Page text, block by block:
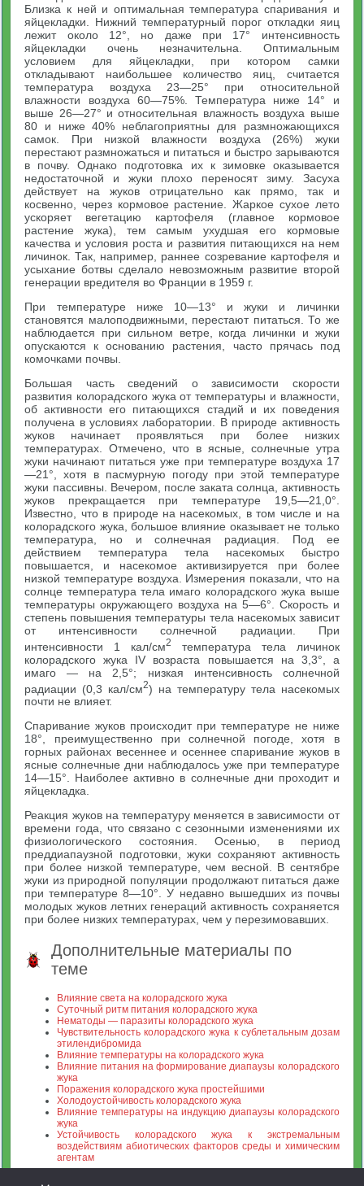
Близка к ней и оптимальная температура спаривания и
яйцекладки. Нижний температурный порог откладки яиц
лежит около 12°, но даже при 17° интенсивность
яйцекладки очень незначительна. Оптимальным
условием для яйцекладки, при котором самки
откладывают наибольшее количество яиц, считается
температура воздуха 23—25° при относительной
влажности воздуха 60—75%. Температура ниже 14° и
выше 26—27° и относительная влажность воздуха выше
80 и ниже 40% неблагоприятны для размножающихся
самок. При низкой влажности воздуха (26%) жуки
перестают размножаться и питаться и быстро зарываются
в почву. Однако подготовка их к зимовке оказывается
недостаточной и жуки плохо переносят зиму. Засуха
действует на жуков отрицательно как прямо, так и
косвенно, через кормовое растение. Жаркое сухое лето
ускоряет вегетацию картофеля (главное кормовое
растение жука), тем самым ухудшая его кормовые
качества и условия роста и развития питающихся на нем
личинок. Так, например, раннее созревание картофеля и
усыхание ботвы сделало невозможным развитие второй
генерации вредителя во Франции в 1959 г.
При температуре ниже 10—13° и жуки и личинки
становятся малоподвижными, перестают питаться. То же
наблюдается при сильном ветре, когда личинки и жуки
опускаются к основанию растения, часто прячась под
комочками почвы.
Большая часть сведений о зависимости скорости
развития колорадского жука от температуры и влажности,
об активности его питающихся стадий и их поведения
получена в условиях лаборатории. В природе активность
жуков начинает проявляться при более низких
температурах. Отмечено, что в ясные, солнечные утра
жуки начинают питаться уже при температуре воздуха 17
—21°, хотя в пасмурную погоду при этой температуре
жуки пассивны. Вечером, после заката солнца, активность
жуков прекращается при температуре 19,5—21,0°.
Известно, что в природе на насекомых, в том числе и на
колорадского жука, большое влияние оказывает не только
температура, но и солнечная радиация. Под ее
действием температура тела насекомых быстро
повышается, и насекомое активизируется при более
низкой температуре воздуха. Измерения показали, что на
солнце температура тела имаго колорадского жука выше
температуры окружающего воздуха на 5—6°. Скорость и
степень повышения температуры тела насекомых зависит
от интенсивности солнечной радиации. При
интенсивности 1 кал/см2
температура тела личинок
колорадского жука IV возраста повышается на 3,3°, а
имаго — на 2,5°; низкая интенсивность солнечной
радиации (0,3 кал/см2) на температуру тела насекомых
почти не влияет.
Спаривание жуков происходит при температуре не ниже
18°, преимущественно при солнечной погоде, хотя в
горных районах весеннее и осеннее спаривание жуков в
ясные солнечные дни наблюдалось уже при температуре
14—15°. Наиболее активно в солнечные дни проходит и
яйцекладка.
Реакция жуков на температуру меняется в зависимости от
времени года, что связано с сезонными изменениями их
физиологического состояния. Осенью, в период
преддиапаузной подготовки, жуки сохраняют активность
при более низкой температуре, чем весной. В сентябре
жуки из природной популяции продолжают питаться даже
при температуре 8—10°. У недавно вышедших из почвы
молодых жуков летних генераций активность сохраняется
при более низких температурах, чем у перезимовавших.
Дополнительные материалы по
теме
Влияние света на колорадского жука
Суточный ритм питания колорадского жука
Нематоды — паразиты колорадского жука
Чувствительность колорадского жука к сублетальным дозам
этилендибромида
Влияние температуры на колорадского жука
Влияние питания на формирование диапаузы колорадского
жука
Поражения колорадского жука простейшими
Холодоустойчивость колорадского жука
Влияние температуры на индукцию диапаузы колорадского
жука
Устойчивость колорадского жука к экстремальным
воздействиям абиотических факторов среды и химическим
агентам